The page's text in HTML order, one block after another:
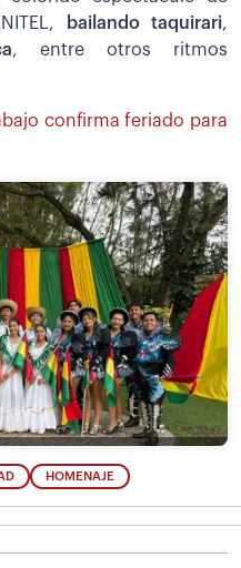
bailando taquirari,
, entre otros ritmos
confirma feriado para
HOMENAJE